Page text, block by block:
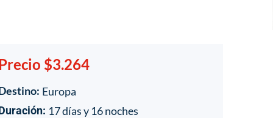
$3.264
Europa
17 días y 16 noches